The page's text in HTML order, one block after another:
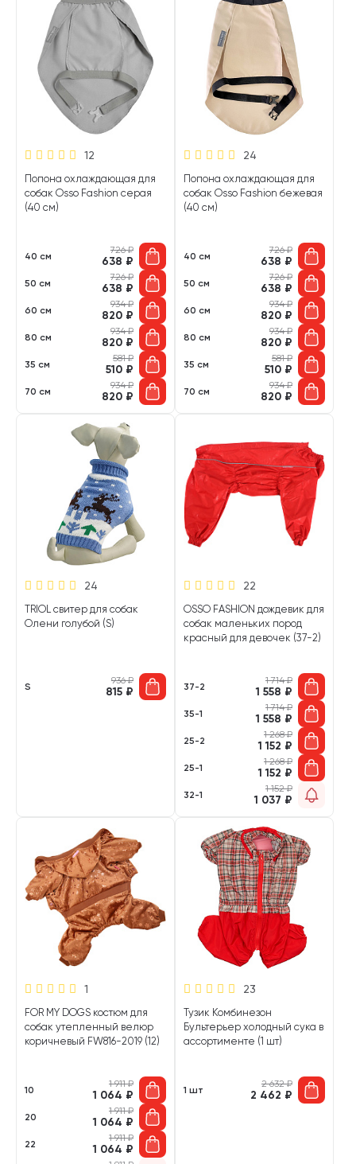
12
Попона охлаждающая для
собак Osso Fashion серая
(40 см)
40 см
726₽
638 ₽
50 см
726₽
638 ₽
60 см
934₽
820 ₽
80 см
934₽
820 ₽
35 см
581₽
510 ₽
70 см
934₽
820 ₽
24
Попона охлаждающая для
собак Osso Fashion бежевая
(40 см)
40 см
726₽
638 ₽
50 см
726₽
638 ₽
60 см
934₽
820 ₽
80 см
934₽
820 ₽
35 см
581₽
510 ₽
70 см
934₽
820 ₽
24
TRIOL свитер для собак
Олени голубой (S)
S
936₽
815 ₽
22
OSSO FASHION дождевик для
собак маленьких пород
красный для девочек (37-2)
37-2
1 714₽
1 558 ₽
35-1
1 714₽
1 558 ₽
25-2
1 268₽
1 152 ₽
25-1
1 268₽
1 152 ₽
32-1
1 152₽
1 037 ₽
1
FOR MY DOGS костюм для
собак утепленный велюр
коричневый FW816-2019 (12)
10
1 911₽
1 064 ₽
20
1 911₽
1 064 ₽
22
1 911₽
1 064 ₽
23
Тузик Комбинезон
Бультерьер холодный сука в
ассортименте (1 шт)
1 шт
2 632₽
2 462 ₽